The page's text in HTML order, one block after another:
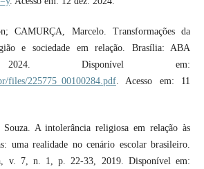
CAMURÇA, Marcelo. Transformações da
e sociedade em relação. Brasília: ABA
2024. Disponível em:
files/225775_00100284.pdf. Acesso em: 11
A intolerância religiosa em relação às
uma realidade no cenário escolar brasileiro.
v. 7, n. 1, p. 22-33, 2019. Disponível em: